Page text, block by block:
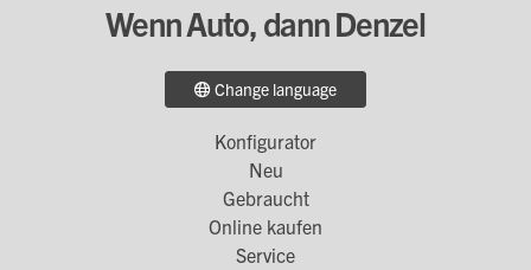
Wenn Auto, dann Denzel
Change language
Konfigurator
Neu
Gebraucht
Online kaufen
Service